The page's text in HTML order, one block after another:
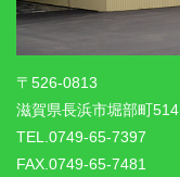
〒526-0813
滋賀県長浜市堀部町514
TEL.0749-65-7397
FAX.0749-65-7481